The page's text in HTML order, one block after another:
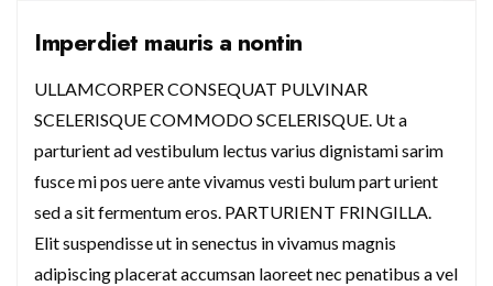
Imperdiet mauris a nontin
ULLAMCORPER CONSEQUAT PULVINAR
SCELERISQUE COMMODO SCELERISQUE. Ut a
parturient ad vestibulum lectus varius dignistami sarim
fusce mi pos uere ante vivamus vesti bulum part urient
sed a sit fermentum eros. PARTURIENT FRINGILLA.
Elit suspendisse ut in senectus in vivamus magnis
adipiscing placerat accumsan laoreet nec penatibus a vel